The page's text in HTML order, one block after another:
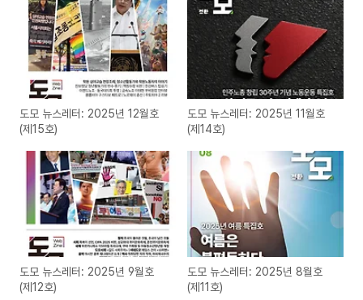
도모 뉴스레터: 2025년 12월호
(제15호)
도모 뉴스레터: 2025년 11월호
(제14호)
도모 뉴스레터: 2025년 9월호
(제12호)
도모 뉴스레터: 2025년 8월호
(제11호)